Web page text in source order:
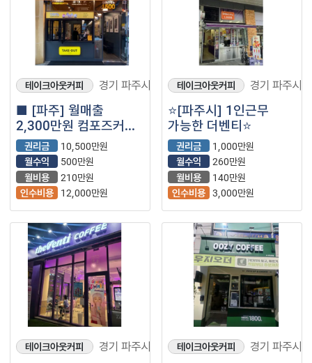
테이크아웃커피 경기 파주시
■ [파주] 월매출
2,300만원 컴포즈커피
양도양수 창업｜추천
급매물 (프랜차이즈｜
저가커피｜카페)
권리금
10,500만원
월수익
500만원
월비용
210만원
인수비용
12,000만원
테이크아웃커피 경기 파주시
⭐️[파주시] 1인근무
가능한 더벤티⭐️
권리금
1,000만원
월수익
260만원
월비용
140만원
인수비용 3,000만원
테이크아웃커피 경기 파주시 테이크아웃커피 경기 파주시